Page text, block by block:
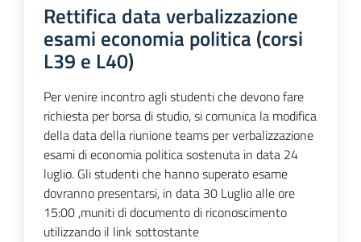
Rettifica data verbalizzazione
esami economia politica (corsi
L39 e L40)
Per venire incontro agli studenti che devono fare
richiesta per borsa di studio, si comunica la modifica
della data della riunione teams per verbalizzazione
esami di economia politica sostenuta in data 24
luglio. Gli studenti che hanno superato esame
dovranno presentarsi, in data 30 Luglio alle ore
15:00 ,muniti di documento di riconoscimento
utilizzando il link sottostante